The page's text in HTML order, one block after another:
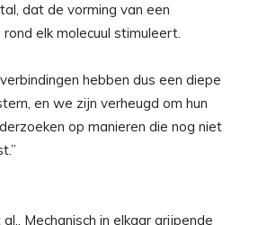
dat de vorming van een
elk molecuul stimuleert.
hebben dus een diepe
en we zijn verheugd om hun
op manieren die nog niet
Mechanisch in elkaar grijpende